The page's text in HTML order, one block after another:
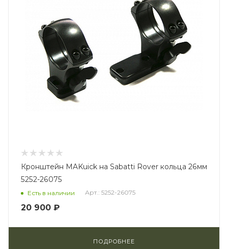
Кронштейн MAKuick на Sabatti Rover кольца 26мм
5252-26075
Есть в наличии Арт.: 5252-26075
20 900 ₽
ПОДРОБНЕЕ